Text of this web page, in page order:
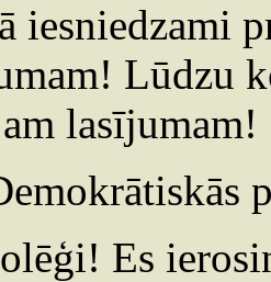
iesniedzami
Lūdzu
lasījumam!
Es